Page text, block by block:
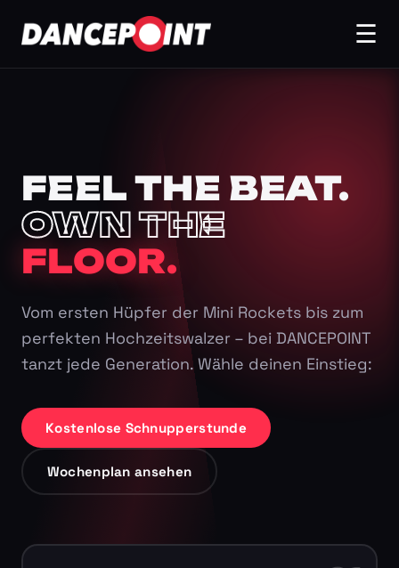
☰
FEEL THE BEAT.
OWN THE
FLOOR.
Vom ersten Hüpfer der Mini Rockets bis zum
perfekten Hochzeitswalzer – bei DANCEPOINT
tanzt jede Generation. Wähle deinen Einstieg:
Kostenlose Schnupperstunde
Wochenplan ansehen